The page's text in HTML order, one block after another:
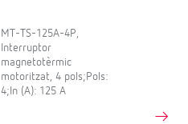
MT-TS-125A-4P,
Interruptor
magnetotèrmic
motoritzat, 4 pols;Pols:
4;In (A): 125 A